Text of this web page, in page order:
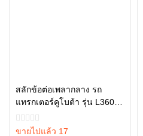
สลักข้อต่อเพลากลาง รถ
แทรกเตอร์คูโบต้า รุ่น L3608,
L4018, L4708, L5018
05411-00430
ขายไปแล้ว 17
หยิบใส่ตะกร้า